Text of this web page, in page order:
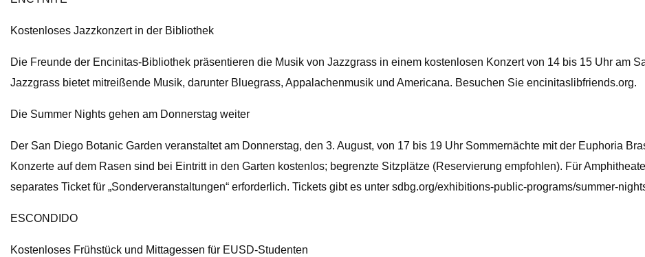
Kostenloses Jazzkonzert in der Bibliothek
Die Freunde der Encinitas-Bibliothek präsentieren die Musik von Jazzgrass in einem kostenlosen Konzert von 14 bis 15 Uhr am
Jazzgrass bietet mitreißende Musik, darunter Bluegrass, Appalachenmusik und Americana. Besuchen Sie encinitaslibfriends.org.
Die Summer Nights gehen am Donnerstag weiter
Der San Diego Botanic Garden veranstaltet am Donnerstag, den 3. August, von 17 bis 19 Uhr Sommernächte mit der Euphoria
Konzerte auf dem Rasen sind bei Eintritt in den Garten kostenlos; begrenzte Sitzplätze (Reservierung empfohlen). Für
separates Ticket für „Sonderveranstaltungen“ erforderlich. Tickets gibt es unter sdbg.org/exhibitions-public-programs/summer-
ESCONDIDO
Kostenloses Frühstück und Mittagessen für EUSD-Studenten